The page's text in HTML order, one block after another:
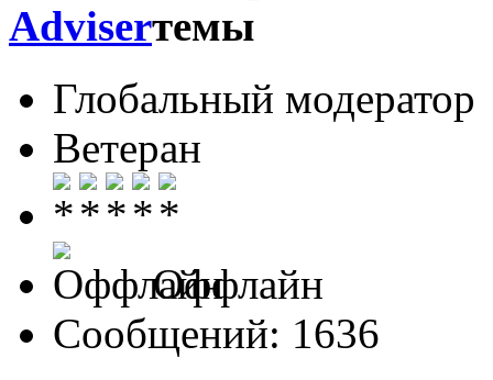
Adviser
Глобальный модератор
Ветеран
Оффлайн
Сообщений: 1636